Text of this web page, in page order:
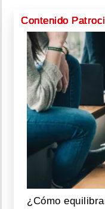
Contenido
¿Cómo